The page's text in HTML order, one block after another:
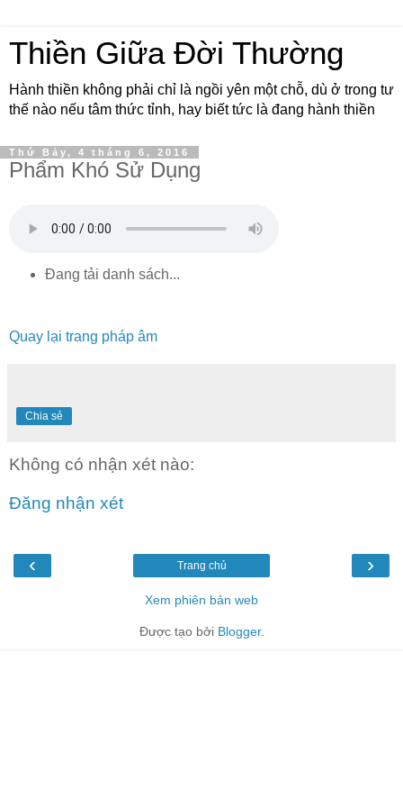
Thiền Giữa Đời Thường
Hành thiền không phải chỉ là ngồi yên một chỗ, dù ở trong tư
thế nào nếu tâm thức tỉnh, hay biết tức là đang hành thiền
Thứ Bảy, 4 tháng 6, 2016
Phẩm Khó Sử Dụng
Đang tải danh sách...
Quay lại trang pháp âm
Chia sẻ
Không có nhận xét nào:
Đăng nhận xét
‹ ›
Trang chủ
Xem phiên bản web
Được tạo bởi Blogger.